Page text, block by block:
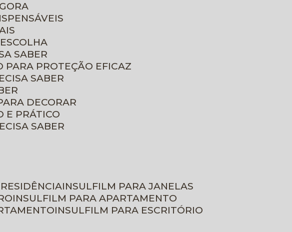
SABER
PARA PROTEÇÃO EFICAZ
SABER
DECORAR
E PRÁTICO
SABER
INSULFILM PARA JANELAS
INSULFILM PARA APARTAMENTO
INSULFILM PARA ESCRITÓRIO